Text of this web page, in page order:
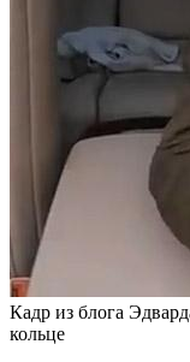
Кадр из блога
кольце